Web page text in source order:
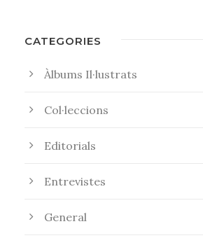
CATEGORIES
Àlbums Il·lustrats
Col·leccions
Editorials
Entrevistes
General